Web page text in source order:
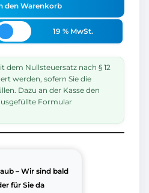
– Wir sind bald
für Sie da
den Warenkorb
19 % MwSt.
dem Nullsteuersatz nach § 12
werden, sofern Sie die
Dazu an der Kasse den
Formular
von Citel